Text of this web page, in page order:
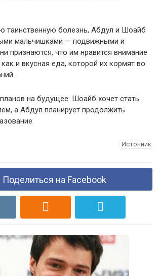
таинственную болезнь, Абдул и Шоайб
мальчишками — подвижными и
признаются, что им нравится внимание
и вкусная еда, которой их кормят во
на будущее: Шоайб хочет стать
а Абдул планирует продолжить
Источник
Поделиться на Facebook